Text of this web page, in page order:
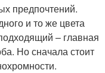
предпочтений.
и то же цвета
– главная
Но сначала стоит